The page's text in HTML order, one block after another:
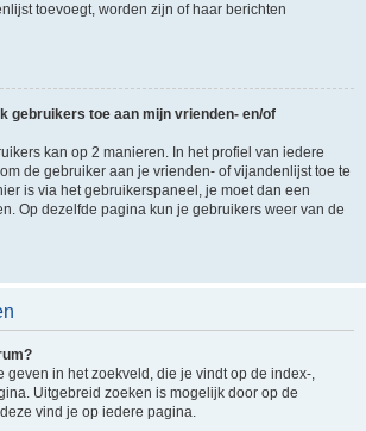
toevoegt, worden zijn of haar berichten
gebruikers toe aan mijn vrienden- en/of
kan op 2 manieren. In het profiel van iedere
de gebruiker aan je vrienden- of vijandenlijst toe te
is via het gebruikerspaneel, je moet dan een
Op dezelfde pagina kun je gebruikers weer van de
geven in het zoekveld, die je vindt op de index-,
Uitgebreid zoeken is mogelijk door op de
vind je op iedere pagina.